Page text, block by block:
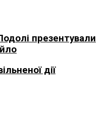
презентували
дії